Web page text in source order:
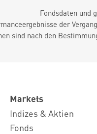
Fondsdaten und
der
sind nach den
Markets
Indizes & Aktien
Fonds